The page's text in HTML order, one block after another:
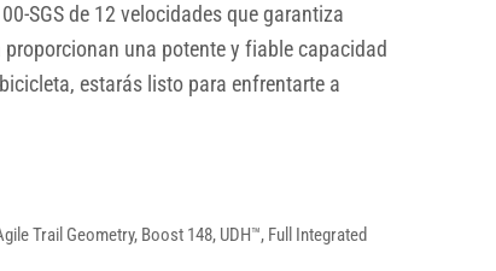
SGS de 12 velocidades que garantiza
una potente y fiable capacidad
estarás listo para enfrentarte a
Trail Geometry, Boost 148, UDH™, Full Integrated